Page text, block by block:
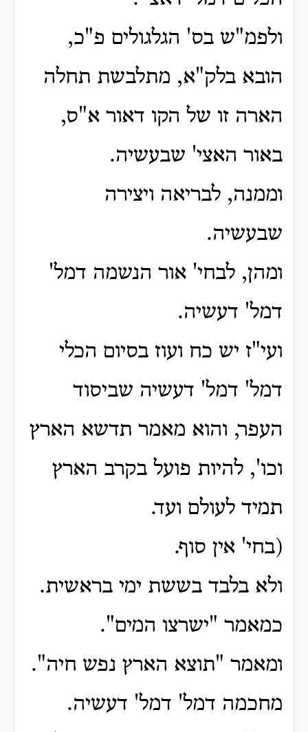
ולפמ"ש בס' הגלגולים פ"כ,
הובא בלק"א, מתלבשת תחלה
הארה זו של הקו דאור א"ס,
באור האצי' שבעשיה.
וממנה, לבריאה ויצירה
שבעשיה.
ומהן, לבחי' אור הנשמה דמל'
דמל' דעשיה.
ועי"ז יש כח ועוז בסיום הכלי
דמל' דמל' דעשיה שביסוד
העפר, והוא מאמר תדשא הארץ
וכו', להיות פועל בקרב הארץ
תמיד לעולם ועד.
(בחי' אין סוף.
ולא בלבד בששת ימי בראשית.
כמאמר "ישרצו המים".
ומאמר "תוצא הארץ נפש חיה".
מחכמה דמל' דמל' דעשיה.